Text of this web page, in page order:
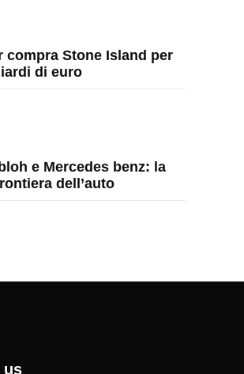
compra Stone Island per
di euro
e Mercedes benz: la
dell’auto
us